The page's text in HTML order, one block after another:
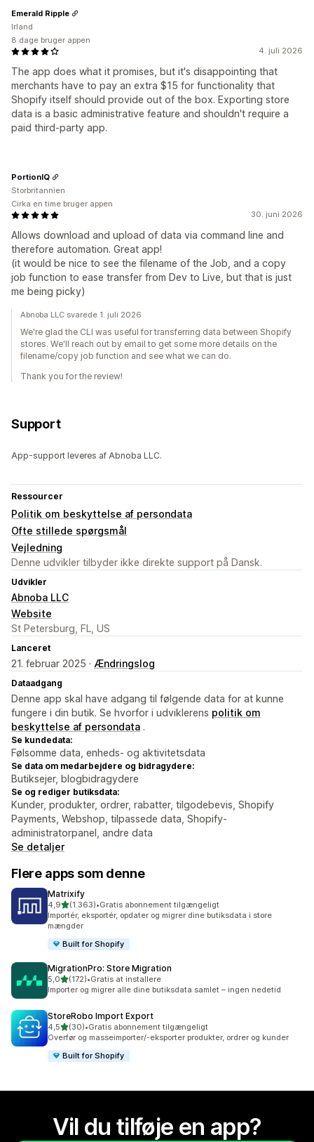
4. juli 2026
The app does what it promises, but it's disappointing that
merchants have to pay an extra $15 for functionality that
Shopify itself should provide out of the box. Exporting store
data is a basic administrative feature and shouldn't require a
paid third-party app.
Emerald Ripple
Irland
8 dage bruger appen
30. juni 2026
Allows download and upload of data via command line and
therefore automation. Great app!
(it would be nice to see the filename of the Job, and a copy
job function to ease transfer from Dev to Live, but that is just
me being picky)
PortionIQ
Storbritannien
Cirka en time bruger appen
Abnoba LLC svarede 1. juli 2026
We're glad the CLI was useful for transferring data between Shopify
stores. We'll reach out by email to get some more details on the
filename/copy job function and see what we can do.
Thank you for the review!
Support
App-support leveres af Abnoba LLC.
Ressourcer
Politik om beskyttelse af persondata
Ofte stillede spørgsmål
Vejledning
Denne udvikler tilbyder ikke direkte support på Dansk.
Udvikler
Abnoba LLC
Website
St Petersburg, FL, US
Lanceret
21. februar 2025 · Ændringslog
Dataadgang
Denne app skal have adgang til følgende data for at kunne
fungere i din butik. Se hvorfor i udviklerens politik om
beskyttelse af persondata .
Se kundedata:
Følsomme data, enheds- og aktivitetsdata
Se data om medarbejdere og bidragydere:
Butiksejer, blogbidragydere
Se og rediger butiksdata:
Kunder, produkter, ordrer, rabatter, tilgodebevis, Shopify
Payments, Webshop, tilpassede data, Shopify-
administratorpanel, andre data
Se detaljer
Flere apps som denne
Matrixify
4,9ud af 5 stjerner
(1.363)
1363 anmeldelser i alt
•Gratis abonnement tilgængeligt
Importér, eksportér, opdater og migrer dine butiksdata i store
mængder
Built for Shopify
MigrationPro: Store Migration
5,0ud af 5 stjerner
(172)
172 anmeldelser i alt
•Gratis at installere
Importer og migrer alle dine butiksdata samlet – ingen nedetid
StoreRobo Import Export
4,5ud af 5 stjerner
(30)
30 anmeldelser i alt
•Gratis abonnement tilgængeligt
Overfør og masseimporter/-eksporter produkter, ordrer og kunder
Built for Shopify
Vil du tilføje en app?